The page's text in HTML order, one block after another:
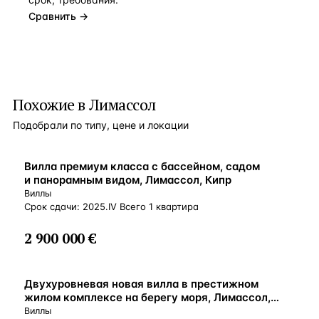
Сравнить →
Похожие в Лимассол
Подобрали по типу, цене и локации
ВНЖ
Вилла премиум класса с бассейном, садом
и панорамным видом, Лимассол, Кипр
Виллы
Срок сдачи: 2025.IV Всего 1 квартира
2 900 000 €
У МОРЯ
Двухуровневая новая вилла в престижном
жилом комплексе на берегу моря, Лимассол,
Кипр
Виллы